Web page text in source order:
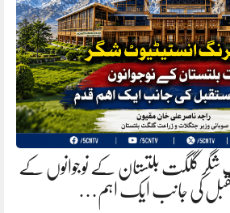
شگر گلگت بلتستان کے نوجوانوں کے
کی جانب ایک اہم…